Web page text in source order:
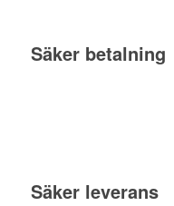
Säker betalning
Säker leverans